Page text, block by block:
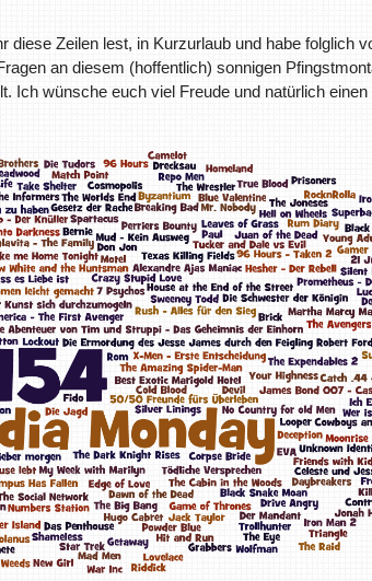
diese Zeilen lest, in Kurzurlaub und habe folglich
an diesem (hoffentlich) sonnigen
Ich wünsche euch viel Freude und natürlich